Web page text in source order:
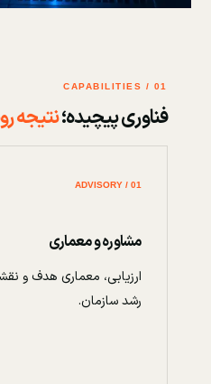
01 / CAPABILITIES
فناوری پیچیده؛نتیجه
01 / ADVISORY
مشاوره و معماری
ارزیابی، معماری هدف و
رشد سازمان.